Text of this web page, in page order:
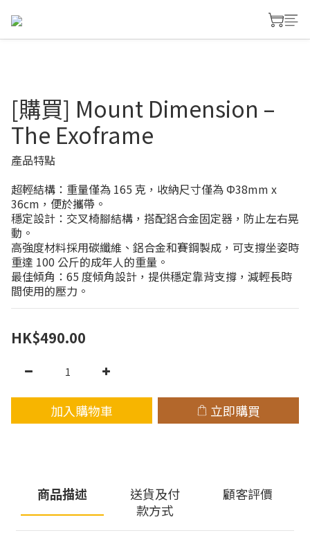
[購買] Mount Dimension –
The Exoframe
產品特點
超輕結構：重量僅為 165 克，收納尺寸僅為 Φ38mm x
36cm，便於攜帶。
穩定設計：交叉椅腳結構，搭配鋁合金固定器，防止左右晃
動。
高強度材料採用碳纖維、鋁合金和賽鋼製成，可支撐坐姿時
重達 100 公斤的成年人的重量。
最佳傾角：65 度傾角設計，提供穩定靠背支撐，減輕長時
間使用的壓力。
HK$490.00
加入購物車 立即購買
商品描述
送貨及付
款方式
顧客評價